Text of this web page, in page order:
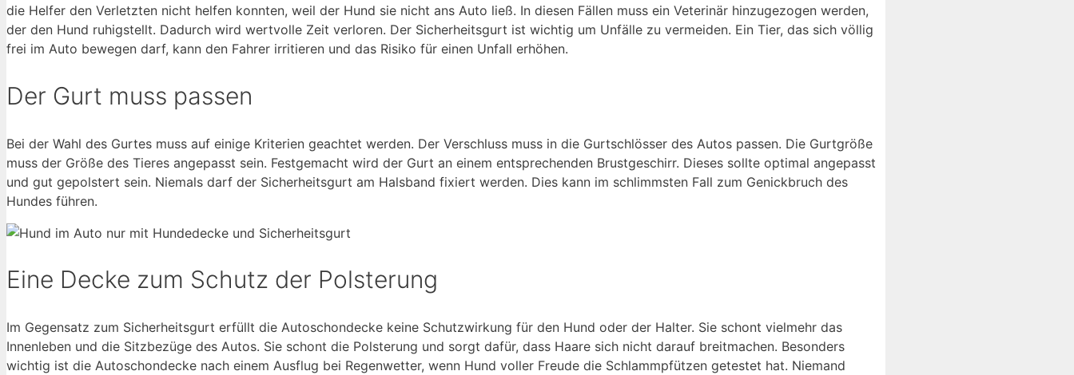
die Helfer den Verletzten nicht helfen konnten, weil der Hund sie nicht ans Auto ließ. In diesen Fällen muss ein Veterinär hinzugezogen werden,
der den Hund ruhigstellt. Dadurch wird wertvolle Zeit verloren. Der Sicherheitsgurt ist wichtig um Unfälle zu vermeiden. Ein Tier, das sich völlig
frei im Auto bewegen darf, kann den Fahrer irritieren und das Risiko für einen Unfall erhöhen.
Der Gurt muss passen
Bei der Wahl des Gurtes muss auf einige Kriterien geachtet werden. Der Verschluss muss in die Gurtschlösser des Autos passen. Die Gurtgröße
muss der Größe des Tieres angepasst sein. Festgemacht wird der Gurt an einem entsprechenden Brustgeschirr. Dieses sollte optimal angepasst
und gut gepolstert sein. Niemals darf der Sicherheitsgurt am Halsband fixiert werden. Dies kann im schlimmsten Fall zum Genickbruch des
Hundes führen.
Eine Decke zum Schutz der Polsterung
Im Gegensatz zum Sicherheitsgurt erfüllt die Autoschondecke keine Schutzwirkung für den Hund oder der Halter. Sie schont vielmehr das
Innenleben und die Sitzbezüge des Autos. Sie schont die Polsterung und sorgt dafür, dass Haare sich nicht darauf breitmachen. Besonders
wichtig ist die Autoschondecke nach einem Ausflug bei Regenwetter, wenn Hund voller Freude die Schlammpfützen getestet hat. Niemand